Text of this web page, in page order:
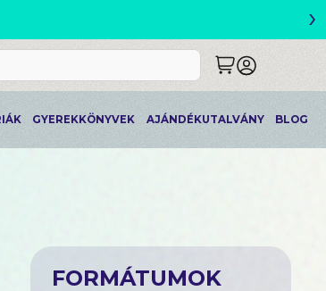
›
GYEREKKÖNYVEK AJÁNDÉKUTALVÁNY BLOG
FORMÁTUMOK